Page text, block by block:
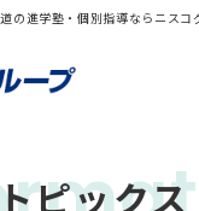
の進学塾・個別指導ならニスコ
ピックス